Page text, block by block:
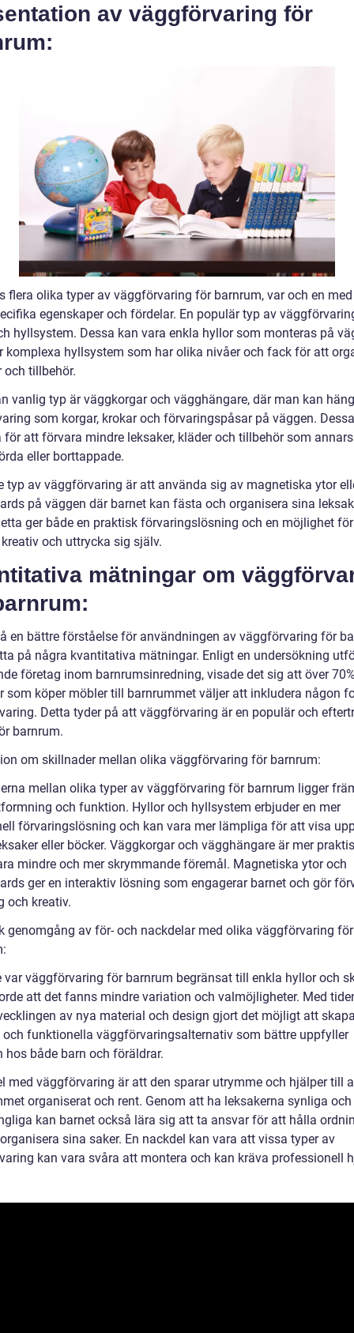
av väggförvaring för
flera olika typer av väggförvaring för barnrum, var och en
egenskaper och fördelar. En populär typ av
hyllsystem. Dessa kan vara enkla hyllor som monteras på
komplexa hyllsystem som har olika nivåer och fack för att
och tillbehör.
vanlig typ är väggkorgar och vägghängare, där man kan
som korgar, krokar och förvaringspåsar på väggen.
för att förvara mindre leksaker, kläder och tillbehör som
eller borttappade.
typ av väggförvaring är att använda sig av magnetiska ytor
på väggen där barnet kan fästa och organisera sina
ger både en praktisk förvaringslösning och en möjlighet
och uttrycka sig själv.
mätningar om
en bättre förståelse för användningen av väggförvaring för
på några kvantitativa mätningar. Enligt en undersökning
företag inom barnrumsinredning, visade det sig att över
som köper möbler till barnrummet väljer att inkludera någon
Detta tyder på att väggförvaring är en populär och
barnrum.
om skillnader mellan olika väggförvaring för barnrum:
mellan olika typer av väggförvaring för barnrum ligger
och funktion. Hyllor och hyllsystem erbjuder en mer
förvaringslösning och kan vara mer lämpliga för att visa
eller böcker. Väggkorgar och vägghängare är mer
mindre och mer skrymmande föremål. Magnetiska ytor och
ger en interaktiv lösning som engagerar barnet och gör
och kreativ.
genomgång av för- och nackdelar med olika väggförvaring för
var väggförvaring för barnrum begränsat till enkla hyllor och
att det fanns mindre variation och valmöjligheter. Med
av nya material och design gjort det möjligt att
och funktionella väggförvaringsalternativ som bättre uppfyller
hos både barn och föräldrar.
med väggförvaring är att den sparar utrymme och hjälper till
organiserat och rent. Genom att ha leksakerna synliga och
kan barnet också lära sig att ta ansvar för att hålla
sina saker. En nackdel kan vara att vissa typer av
kan vara svåra att montera och kan kräva professionell